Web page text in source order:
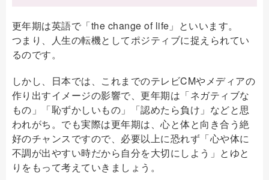
更年期は英語で「the change of life」といいます。
つまり、人生の転機としてポジティブに捉えられてい
るのです。
しかし、日本では、これまでのテレビCMやメディアの
作り出すイメージの影響で、更年期は「ネガティブな
もの」「恥ずかしいもの」「認めたら負け」などと思
われがち。でも実際は更年期は、心と体と向き合う絶
好のチャンスですので、必要以上に恐れず「心や体に
不調が出やすい時だから自分を大切にしよう」とゆと
りをもって考えていきましょう。